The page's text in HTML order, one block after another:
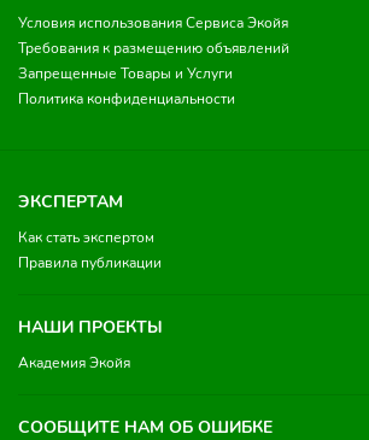
Условия использования Сервиса Экойя
Требования к размещению объявлений
Запрещенные Товары и Услуги
Политика конфиденциальности
ЭКСПЕРТАМ
Как стать экспертом
Правила публикации
НАШИ ПРОЕКТЫ
Академия Экойя
СООБЩИТЕ НАМ ОБ ОШИБКЕ